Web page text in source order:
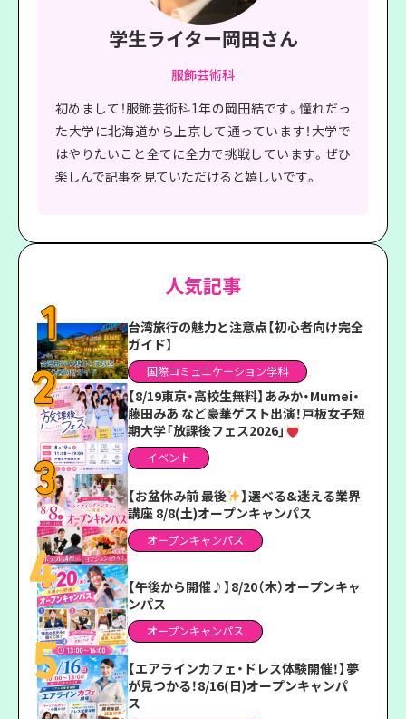
学生ライター岡田さん
服飾芸術科
初めまして！服飾芸術科1年の岡田結です。憧れだっ
た大学に北海道から上京して通っています！大学で
はやりたいこと全てに全力で挑戦しています。ぜひ
楽しんで記事を見ていただけると嬉しいです。
人気記事
台湾旅行の魅力と注意点【初心者向け完全
ガイド】
国際コミュニケーション学科
【8/19東京・高校生無料】あみか・Mumei・
藤田みあ など豪華ゲスト出演！戸板女子短
期大学「放課後フェス2026」
イベント
【お盆休み前 最後
】選べる&迷える業界
講座 8/8(土)オープンキャンパス
オープンキャンパス
【午後から開催♪】8/20（木）オープンキャ
ンパス
オープンキャンパス
【エアラインカフェ・ドレス体験開催！】夢
が見つかる！8/16(日)オープンキャンパ
ス